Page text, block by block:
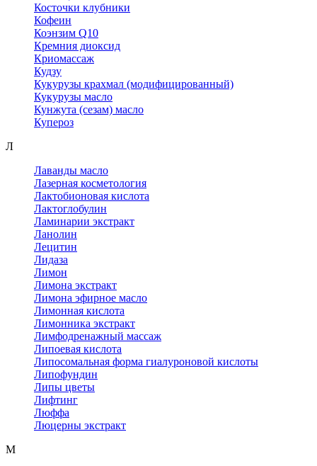
Косточки клубники
Кофеин
Коэнзим Q10
Кремния диоксид
Криомассаж
Кудзу
Кукурузы крахмал (модифицированный)
Кукурузы масло
Кунжута (сезам) масло
Купероз
Л
Лаванды масло
Лазерная косметология
Лактобионовая кислота
Лактоглобулин
Ламинарии экстракт
Ланолин
Лецитин
Лидаза
Лимон
Лимона экстракт
Лимона эфирное масло
Лимонная кислота
Лимонника экстракт
Лимфодренажный массаж
Липоевая кислота
Липосомальная форма гиалуроновой кислоты
Липофундин
Липы цветы
Лифтинг
Люффа
Люцерны экстракт
М